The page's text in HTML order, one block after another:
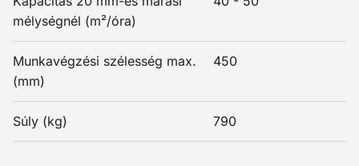
mélységnél (m²/óra)
Munkavégzési szélesség max.
(mm)
450
Súly (kg) 790